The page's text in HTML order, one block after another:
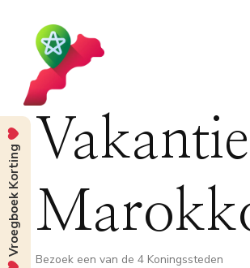
Vakantie
Bezoek een van de 4 Koningssteden
Vroegboek Korting